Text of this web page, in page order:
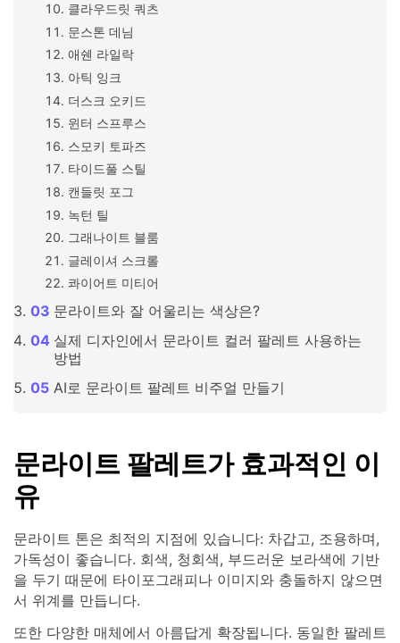
클라우드릿 쿼츠
문스톤 데님
애쉔 라일락
아틱 잉크
더스크 오키드
윈터 스프루스
스모키 토파즈
타이드풀 스틸
캔들릿 포그
녹턴 틸
그래나이트 블룸
글레이셔 스크롤
콰이어트 미티어
문라이트와 잘 어울리는 색상은?
실제 디자인에서 문라이트 컬러 팔레트 사용하는
방법
AI로 문라이트 팔레트 비주얼 만들기
문라이트 팔레트가 효과적인 이
유
문라이트 톤은 최적의 지점에 있습니다: 차갑고, 조용하며,
가독성이 좋습니다. 회색, 청회색, 부드러운 보라색에 기반
을 두기 때문에 타이포그래피나 이미지와 충돌하지 않으면
서 위계를 만듭니다.
또한 다양한 매체에서 아름답게 확장됩니다. 동일한 팔레트